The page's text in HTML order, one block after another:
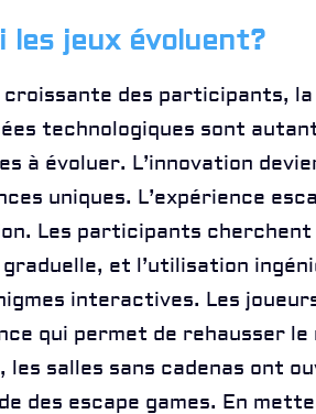
les jeux évoluent?
croissante des participants,
technologiques sont
à évoluer. L’innovation
uniques. L’expérience
Les participants
et l’utilisation
interactives. Les
qui permet de rehausser
les salles sans cadenas ont
des escape games. En